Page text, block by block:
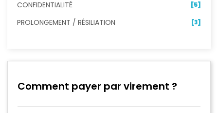
CONFIDENTIALITÉ [5]
PROLONGEMENT / RÉSILIATION [3]
Comment payer par virement ?